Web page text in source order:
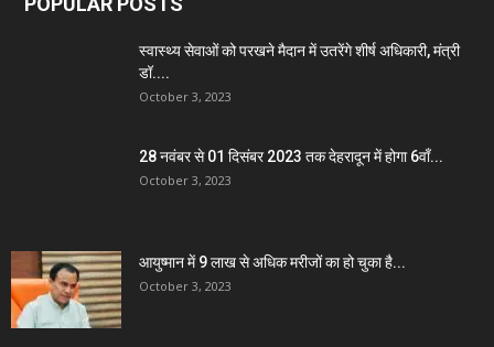
स्वास्थ्य सेवाओं को परखने मैदान में उतरेंगे शीर्ष अधिकारी, मंत्री
डॉ....
October 3, 2023
28 नवंबर से 01 दिसंबर 2023 तक देहरादून में होगा 6वाँ...
October 3, 2023
आयुष्मान में 9 लाख से अधिक मरीजों का हो चुका है...
October 3, 2023